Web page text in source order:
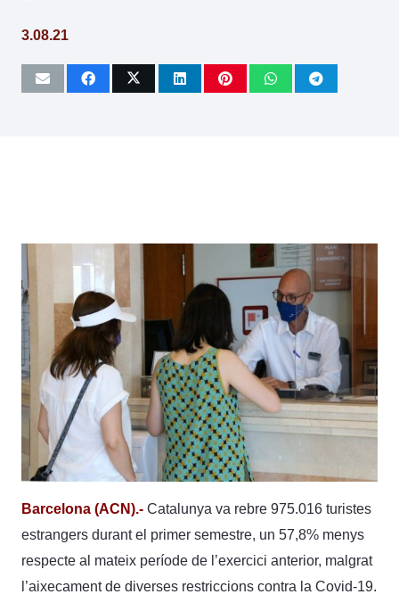
3.08.21
Barcelona (ACN).- Catalunya va rebre 975.016 turistes
estrangers durant el primer semestre, un 57,8% menys
respecte al mateix període de l’exercici anterior, malgrat
l’aixecament de diverses restriccions contra la Covid-19.